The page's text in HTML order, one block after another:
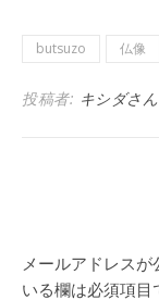
butsuzo 仏像
投稿者: キシダさん
メールアドレスが
いる欄は必須項目